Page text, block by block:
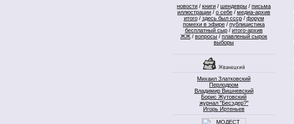
новости / книги / шендевры / письма
иллюстрации / о себе / медиа-архив
итого/ здесь был ссср/ форум
помехи в эфире / публицистика
бесплатный сыр / итого-архив
ЖЖ / вопросы / плавленый сырок
выборы
Михаил Златковский
Перлодром
Владимир Вишневский
Борис Жутовский
журнал "Бесэдер?"
Игорь Иртеньев